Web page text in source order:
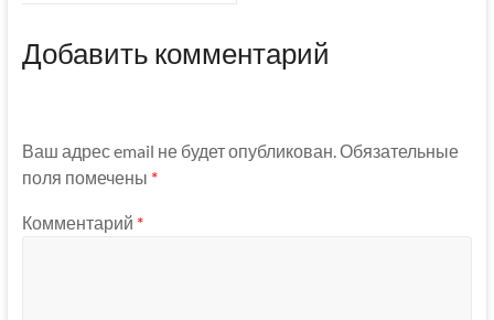
Добавить комментарий
Ваш адрес email не будет опубликован. Обязательные
поля помечены *
Комментарий *